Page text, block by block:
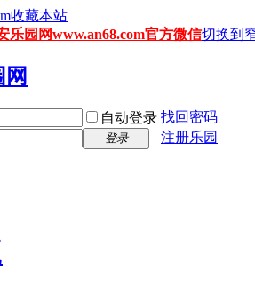
收藏本站
乐园网www.an68.com官方微信切换到
自动登录 找回密码
登录 注册乐园